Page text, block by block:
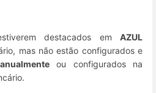
destacados emAZUL
mas não estão configurados e
ou configurados na